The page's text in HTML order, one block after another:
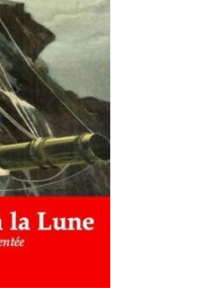
/ DÉTAILS